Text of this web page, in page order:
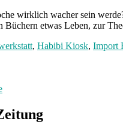
wirklich wacher sein
Büchern etwas Leben, zur
, Habibi Kiosk, Import